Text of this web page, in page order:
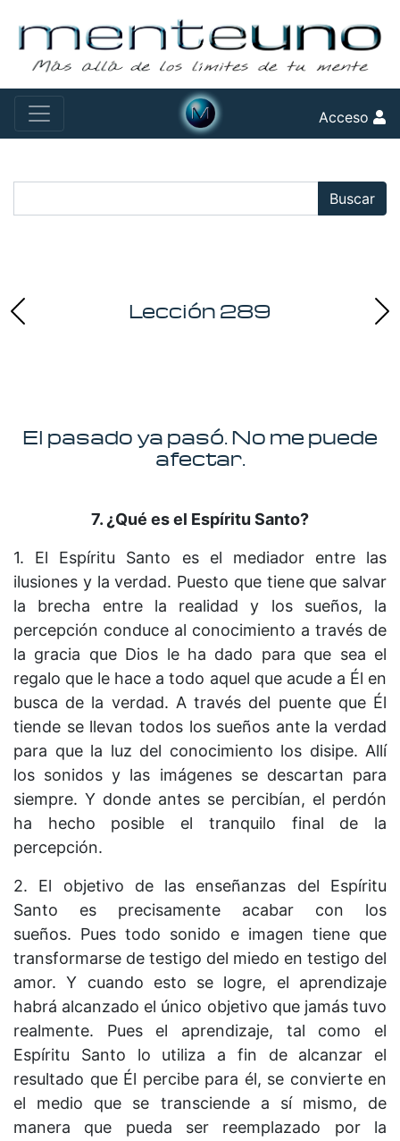
Acceso
Buscar
Lección 289
El pasado ya pasó. No me puede
afectar.
7. ¿Qué es el Espíritu Santo?
1. El Espíritu Santo es el mediador entre las
ilusiones y la verdad. Puesto que tiene que salvar
la brecha entre la realidad y los sueños, la
percepción conduce al conocimiento a través de
la gracia que Dios le ha dado para que sea el
regalo que le hace a todo aquel que acude a Él en
busca de la verdad. A través del puente que Él
tiende se llevan todos los sueños ante la verdad
para que la luz del conocimiento los disipe. Allí
los sonidos y las imáge­nes se descartan para
siempre. Y donde antes se percibían, el perdón
ha hecho posible el tranquilo final de la
percepción.
2. El objetivo de las enseñanzas del Espíritu
Santo es precisamente acabar con los
sueños. Pues todo sonido e imagen tiene que
transformarse de testigo del miedo en testigo del
amor. Y cuando esto se logre, el aprendizaje
habrá alcanzado el único objetivo que jamás tuvo
realmente. Pues el aprendizaje, tal como el
Espíritu Santo lo utiliza a fin de alcanzar el
resultado que Él percibe para él, se convierte en
el medio que se transciende a sí mismo, de
manera que pueda ser reemplazado por la